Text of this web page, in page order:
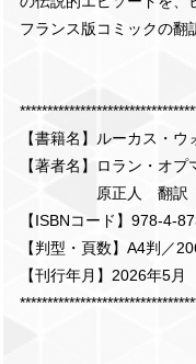
フランス版コミックの翻
【書籍名】ルーカス・
【著者名】ロラン・
原正人 翻訳 河
【ISBNコード】978-4-
【判型・頁数】A4判／
【刊行年月】2026年5月